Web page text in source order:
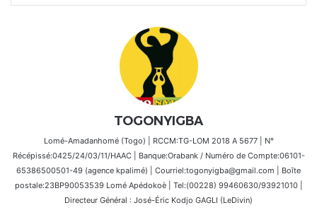
TOGONYIGBA
Lomé-Amadanhomé (Togo) | RCCM:TG-LOM 2018 A 5677 | N°
Récépissé:0425/24/03/11/HAAC | Banque:Orabank / Numéro de Compte:06101-
65386500501-49 (agence kpalimé) | Courriel:togonyigba@gmail.com | Boîte
postale:23BP90053539 Lomé Apédokoè | Tel:(00228) 99460630/93921010 |
Directeur Général : José-Éric Kodjo GAGLI (LeDivin)